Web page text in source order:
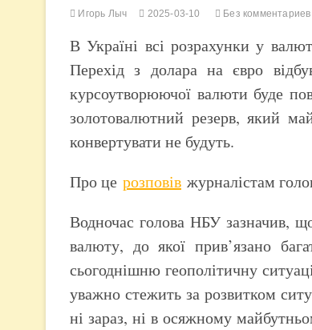
Игорь Лыч 2025-03-10 Без комментариев
В Україні всі розрахунки у
Перехід з долара на євро
курсоутворюючої валюти буде
золотовалютний резерв, який
конвертувати не будуть.
Про це розповів журналістам
Водночас голова НБУ зазначив,
валюту, до якої прив’язано
сьогоднішню геополітичну
уважно стежить за розвитком
ні зараз, ні в осяжному